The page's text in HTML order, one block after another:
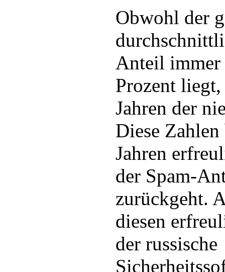
Obwohl der
Anteil immer
Prozent liegt,
Jahren der
Diese
Jahren
der Spam-
zurückgeht.
diesen
der russische